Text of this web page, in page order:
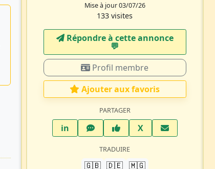
Mise à jour 03/07/26
133 visites
Répondre à cette annonce
💬​
Profil membre
Ajouter aux favoris
PARTAGER
inLinkedInWhatsAppFacebook
XTwitter X
TRADUIRE
🇬🇧 🇩🇪 🇲🇬